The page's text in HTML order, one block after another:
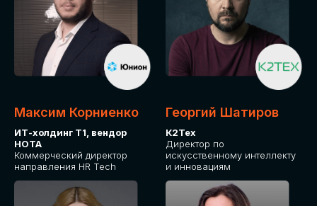
GLOBAL TECH
HR TECH
MARKETING & SALES TECH
CX TECH
ОТПРАВИТЬ
Максим Корниенко
ИТ-холдинг Т1, вендор
НОТА
Коммерческий директор
направления HR Tech
Георгий Шатиров
К2Тех
Директор по
искусственному интеллекту
и инновациям